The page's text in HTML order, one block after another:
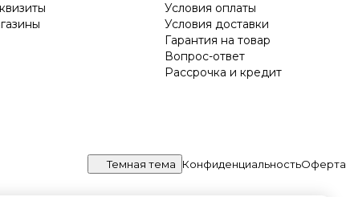
Условия оплаты
Условия доставки
Гарантия на товар
Вопрос-ответ
Рассрочка и кредит
Темная тема КонфиденциальностьОферта